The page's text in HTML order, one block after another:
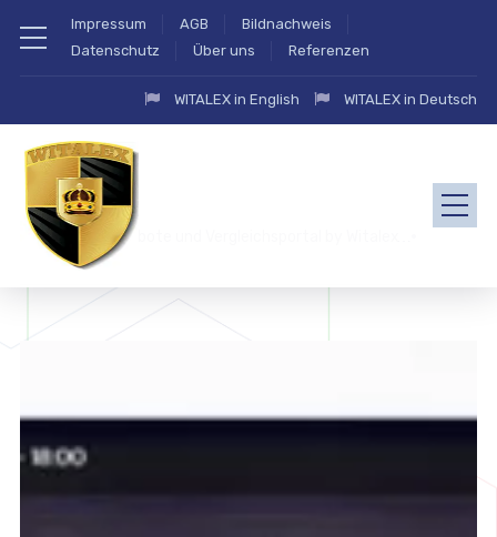
Impressum AGB
Bildnachweis
Datenschutz
Über uns Referenzen
WITALEX in English WITALEX in Deutsch
zahlung.eu Angebote und Vergleichsportal by Witalex